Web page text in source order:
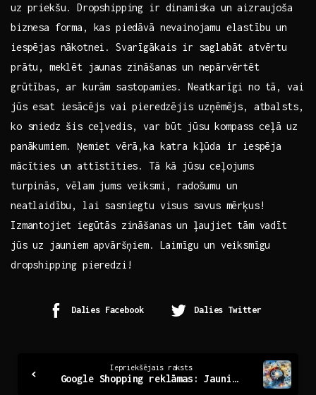
uz priekšu. Dropshipping‌ ir dinamiska un aizraujoša
biznesa forma, kas piedāvā nevainojamu elastību⁤ un
iespējas nākotnei. Svarīgākais ir saglabāt atvērtu
prātu, meklēt jaunas‌ zināšanas un nepārvērtēt
grūtības, ar kurām sastopamies. Neatkarīgi no tā, vai
jūs esat iesācējs vai⁣ pieredzējis uzņēmējs, atbalsts,
ko sniedz⁢ šis ceļvedis, ⁢var būt ⁣jūsu ⁣kompass ​ceļā uz
panākumiem. Ņemiet vērā,ka katra kļūda ⁤ir iespēja
mācīties​ un attīstīties. Tā kā jūsu ceļojums⁣
turpinās, vēlam jums veiksmi, radošumu un
neatlaidību, lai sasniegtu visus⁤ savus mērķus!
Izmantojiet iegūtās zināšanas un⁣ ļaujiet tām vadīt
‍jūs ⁤uz jauniem apvāršņiem. Laimīgu un veiksmīgu
dropshipping pieredzi!
Dalies Facebook Dalies Twitter
Reading
Iepriekšējais raksts
Google Shopping reklāmas: Jauni veidi, kā iepirkties gudri